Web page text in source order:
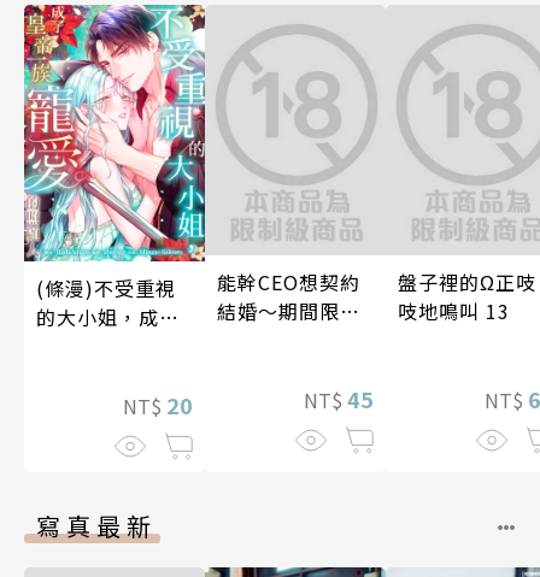
(條漫)不受重視
的大小姐，成了
NT$ 20
能幹CEO想契約
結婚～期間限定
NT$ 45
盤子裡的Ω正吱
吱地鳴叫 13
NT$
寫真最新